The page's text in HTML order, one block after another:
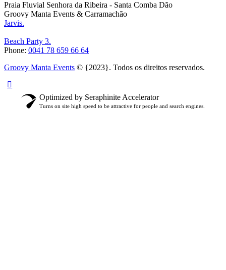
Praia Fluvial Senhora da Ribeira - Santa Comba Dão
Groovy Manta Events & Carramachão
Jarvis.
Beach Party 3.
Phone: 0041 78 659 66 64
Groovy Manta Events © {2023}. Todos os direitos reservados.
Optimized by Seraphinite Accelerator
Turns on site high speed to be attractive for people and search engines.